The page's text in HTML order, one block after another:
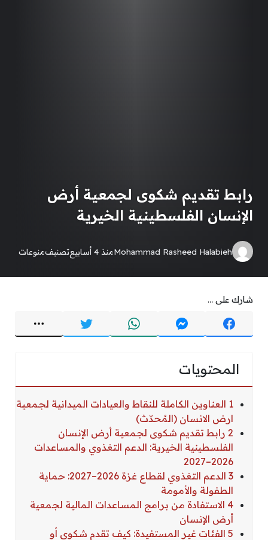
رابط تقديم شكوى لجمعية أرض
الإنسان الفلسطينية الخيرية
Mohammad Rasheed Halabiehمنذ 4 أسابيع تصنيفمنوعات
شارك على ...
المحتويات
1 العناوين الكاملة للنقاط والعيادات الميدانية لجمعية
ارض الانسان (المُحدّث)
2 رابط تقديم شكوى لجمعية أرض الإنسان
الفلسطينية الخيرية: الدعم التغذوي والمساعدات
2026–2027
3 الدعم التغذوي لقطاع غزة 2026–2027: حماية
الطفولة والأمومة
4 الاستفادة من برامج المساعدات المالية لجمعية
أرض الإنسان
5 الفئات غير المستفيدة: كيف تقدم شكوى أو